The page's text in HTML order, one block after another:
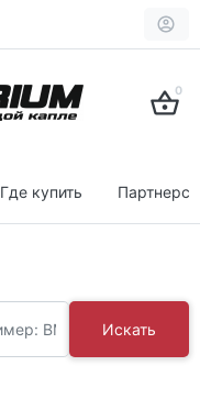
0
Где купить
Искать